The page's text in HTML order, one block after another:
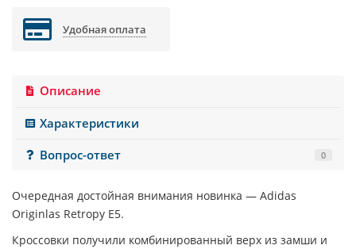
Удобная оплата
Описание
Характеристики
Вопрос-ответ
0
Очередная достойная внимания новинка — Adidas
Originlas Retropy E5.
Кроссовки получили комбинированный верх из замши и